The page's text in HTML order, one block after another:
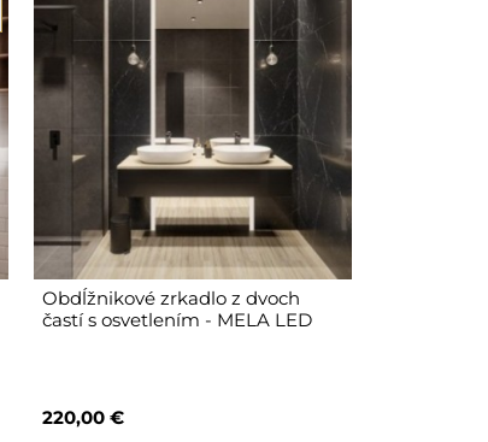
Obdĺžnikové zrkadlo z dvoch
častí s osvetlením - MELA LED
220,00 €